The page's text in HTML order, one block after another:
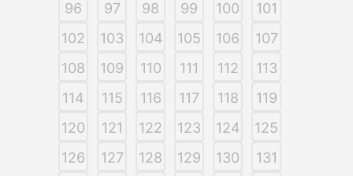
96
97 98 99 100
101
102
103 104 105 106
107
108
109 110 111 112
113
114
115 116 117 118
119
120
121 122 123 124
125
126
127 128 129 130
131